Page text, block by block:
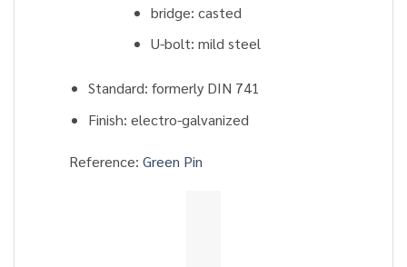
bridge: casted
U-bolt: mild steel
Standard: formerly DIN 741
Finish: electro-galvanized
Reference: Green Pin